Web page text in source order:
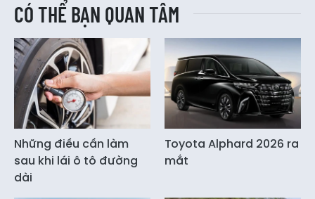
CÓ THỂ BẠN QUAN TÂM
Những điều cần làm
sau khi lái ô tô đường
dài
Toyota Alphard 2026 ra
mắt